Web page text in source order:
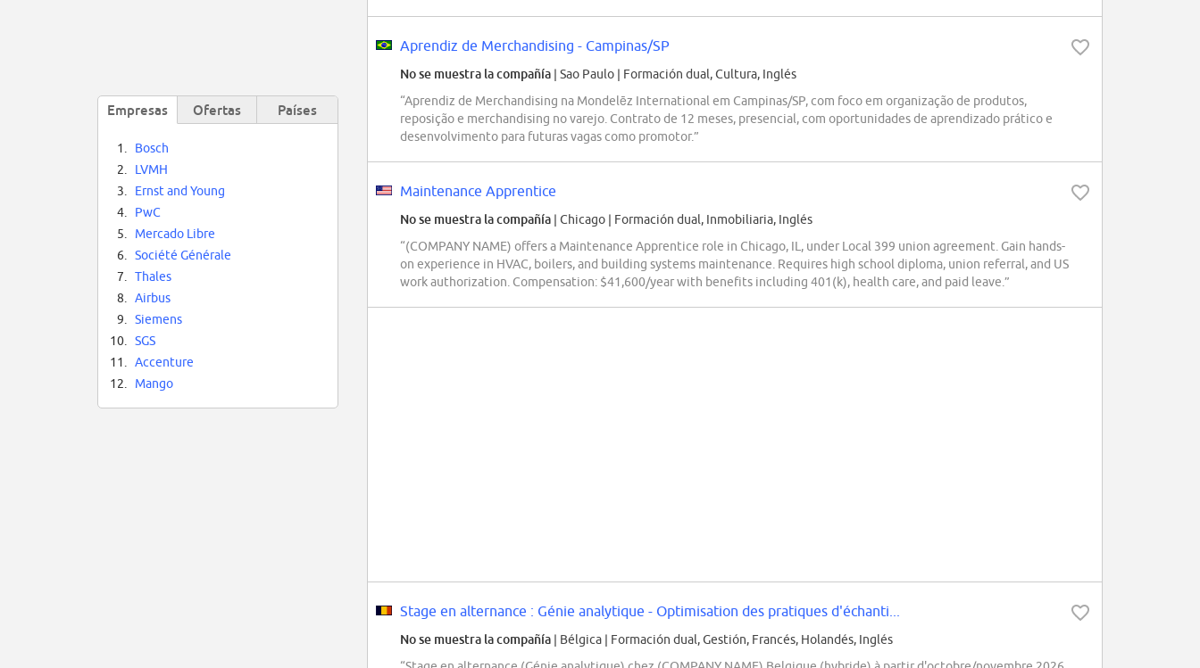
Aprendiz de Merchandising - Campinas/SP
No se muestra la compañía | Sao Paulo | Formación dual, Cultura, Inglés
“Aprendiz de Merchandising na Mondelēz International em Campinas/SP, com foco em organização de produtos,
reposição e merchandising no varejo. Contrato de 12 meses, presencial, com oportunidades de aprendizado prático e
desenvolvimento para futuras vagas como promotor.”
Maintenance Apprentice
No se muestra la compañía | Chicago | Formación dual, Inmobiliaria, Inglés
“(COMPANY NAME) offers a Maintenance Apprentice role in Chicago, IL, under Local 399 union agreement. Gain hands-
on experience in HVAC, boilers, and building systems maintenance. Requires high school diploma, union referral, and US
work authorization. Compensation: $41,600/year with benefits including 401(k), health care, and paid leave.”
Stage en alternance : Génie analytique - Optimisation des pratiques d'échanti...
No se muestra la compañía | Bélgica | Formación dual, Gestión, Francés, Holandés, Inglés
Empresas Ofertas Países
1.
Bosch
2.
LVMH
3.
Ernst and Young
4.
PwC
5.
Mercado Libre
6.
Société Générale
7.
Thales
8.
Airbus
9.
Siemens
10.
SGS
11.
Accenture
12.
Mango